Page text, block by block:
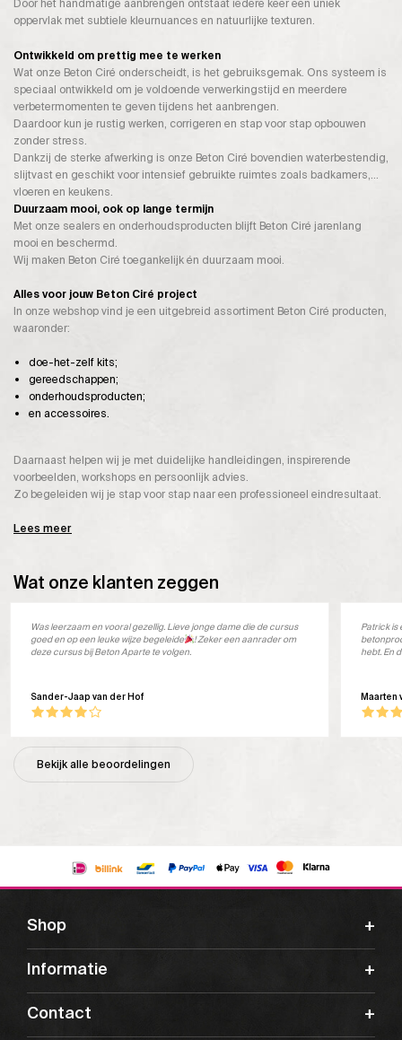
Door het handmatige aanbrengen ontstaat iedere keer een uniek
oppervlak met subtiele kleurnuances en natuurlijke texturen.
Ontwikkeld om prettig mee te werken
Wat onze Beton Ciré onderscheidt, is het gebruiksgemak. Ons systeem is
speciaal ontwikkeld om je voldoende verwerkingstijd en meerdere
verbetermomenten te geven tijdens het aanbrengen.
Daardoor kun je rustig werken, corrigeren en stap voor stap opbouwen
zonder stress.
Dankzij de sterke afwerking is onze Beton Ciré bovendien waterbestendig,
slijtvast en geschikt voor intensief gebruikte ruimtes zoals badkamers,
vloeren en keukens.
Duurzaam mooi, ook op lange termijn
Met onze sealers en onderhoudsproducten blijft Beton Ciré jarenlang
mooi en beschermd.
Wij maken Beton Ciré toegankelijk én duurzaam mooi.
Alles voor jouw Beton Ciré project
In onze webshop vind je een uitgebreid assortiment Beton Ciré producten,
waaronder:
doe-het-zelf kits;
gereedschappen;
onderhoudsproducten;
en accessoires.
Daarnaast helpen wij je met duidelijke handleidingen, inspirerende
voorbeelden, workshops en persoonlijk advies.
Zo begeleiden wij je stap voor stap naar een professioneel eindresultaat.
Lees meer
Wat onze klanten zeggen
Sander-Jaap van der Hof
Was leerzaam en vooral gezellig. Lieve jonge dame die de cursus
goed en op een leuke wijze begeleide
! Zeker een aanrader om
deze cursus bij Beton Aparte te volgen.
Maarten
Patrick is
hebt. En
Bekijk alle beoordelingen
Shop
Informatie
Contact